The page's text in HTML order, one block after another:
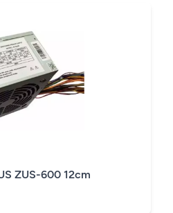
ZUS-600 12cm